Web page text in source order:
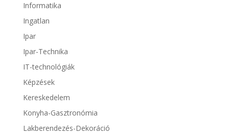
Informatika
Ingatlan
Ipar
Ipar-Technika
IT-technológiák
Képzések
Kereskedelem
Konyha-Gasztronómia
Lakberendezés-Dekoráció